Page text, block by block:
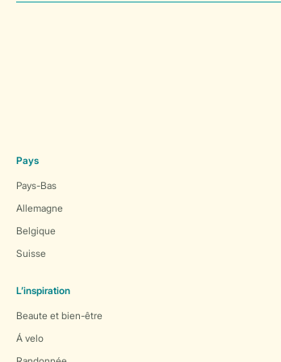
Pays
Pays-Bas
Allemagne
Belgique
Suisse
L’inspiration
Beaute et bien-être
Á velo